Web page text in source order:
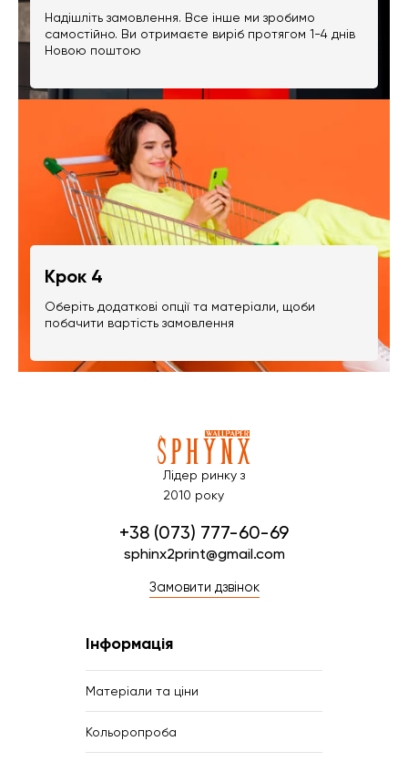
Надішліть замовлення. Все інше ми зробимо
самостійно. Ви отримаєте виріб протягом 1-4 днів
Новою поштою
Крок 4
Оберіть додаткові опції та матеріали, щоби
побачити вартість замовлення
Лідер ринку з
2010 року
+38 (073) 777-60-69
sphinx2print@gmail.com
Замовити дзвінок
Інформація
Матеріали та ціни
Кольоропроба